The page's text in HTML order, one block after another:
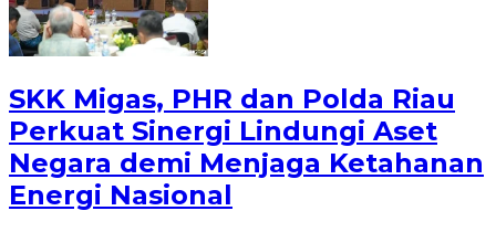
SKK Migas, PHR dan Polda Riau
Perkuat Sinergi Lindungi Aset
Negara demi Menjaga Ketahanan
Energi Nasional